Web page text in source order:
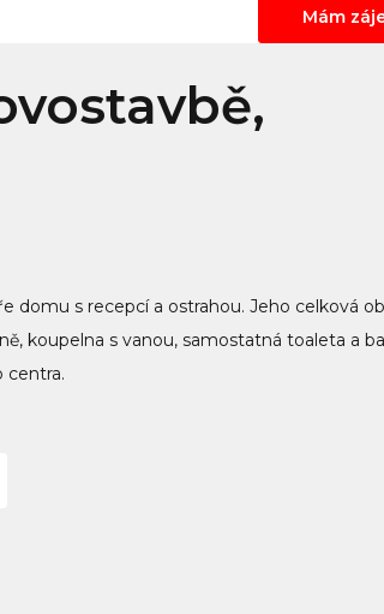
Mám
domu s recepcí a ostrahou. Jeho celková
koupelna s vanou, samostatná toaleta a
centra.